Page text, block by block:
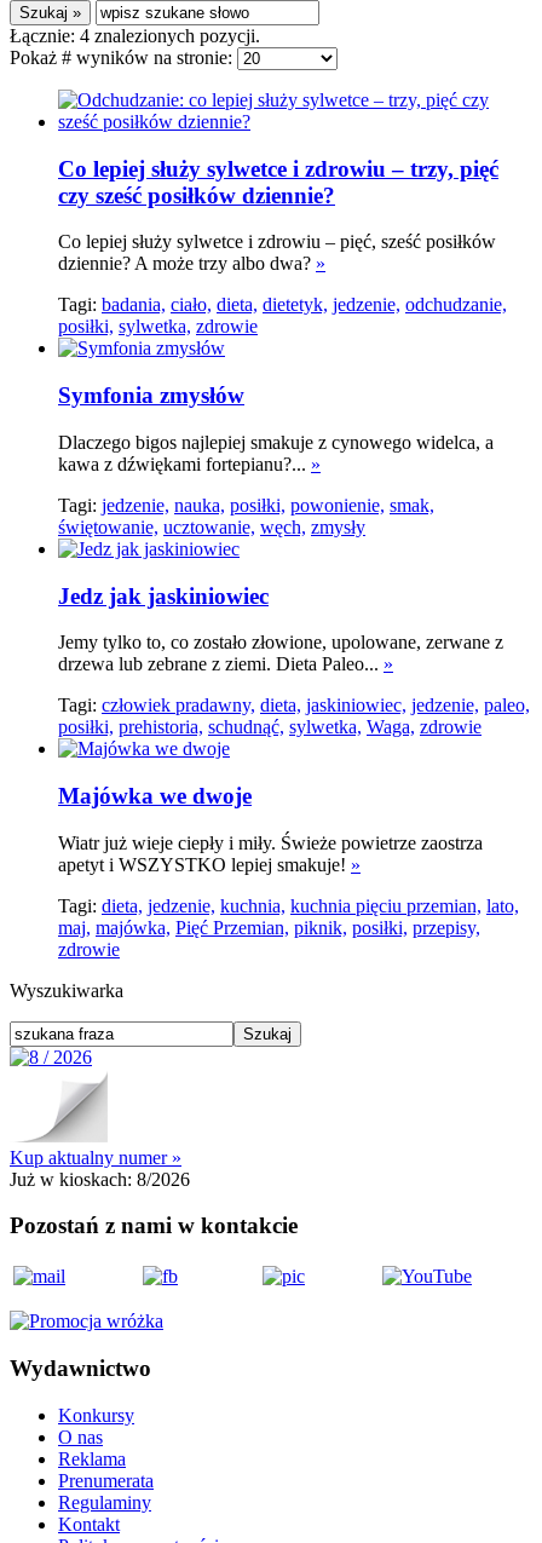
Łącznie: 4 znalezionych pozycji.
Pokaż # wyników na stronie:
Co lepiej służy sylwetce i zdrowiu – trzy, pięć
czy sześć posiłków dziennie?
Co lepiej służy sylwetce i zdrowiu – pięć, sześć posiłków
dziennie? A może trzy albo dwa? »
Tagi: badania, ciało, dieta, dietetyk, jedzenie, odchudzanie,
posiłki, sylwetka, zdrowie
Symfonia zmysłów
Dlaczego bigos najlepiej smakuje z cynowego widelca, a
kawa z dźwiękami fortepianu?... »
Tagi: jedzenie, nauka, posiłki, powonienie, smak,
świętowanie, ucztowanie, węch, zmysły
Jedz jak jaskiniowiec
Jemy tylko to, co zostało złowione, upolowane, zerwane z
drzewa lub zebrane z ziemi. Dieta Paleo... »
Tagi: człowiek pradawny, dieta, jaskiniowiec, jedzenie, paleo,
posiłki, prehistoria, schudnąć, sylwetka, Waga, zdrowie
Majówka we dwoje
Wiatr już wieje ciepły i miły. Świeże powietrze zaostrza
apetyt i WSZYSTKO lepiej smakuje! »
Tagi: dieta, jedzenie, kuchnia, kuchnia pięciu przemian, lato,
maj, majówka, Pięć Przemian, piknik, posiłki, przepisy,
zdrowie
Wyszukiwarka
Kup aktualny numer »
Już w kioskach: 8/2026
Pozostań z nami w kontakcie
Wydawnictwo
Konkursy
O nas
Reklama
Prenumerata
Regulaminy
Kontakt